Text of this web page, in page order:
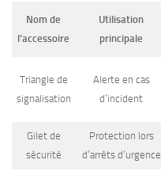
Nom de
l’accessoire
Utilisation
principale
Triangle de
signalisation
Alerte en cas
d’incident
Gilet de
sécurité
Protection lors
d’arrêts d’urgence